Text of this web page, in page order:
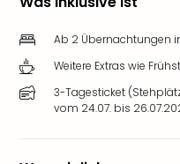
Ab 2 Übernachtungen
Weitere Extras wie
3-Tagesticket
vom 24.07. bis